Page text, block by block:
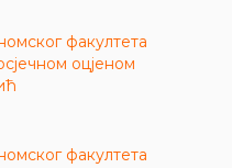
факултета
оцјеном
факултета